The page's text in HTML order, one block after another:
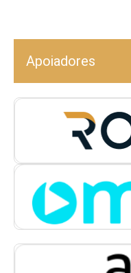
Apoiadores